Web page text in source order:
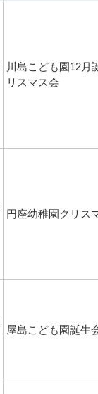
川島こども園12月
リスマス会
円座幼稚園クリス
屋島こども園誕生